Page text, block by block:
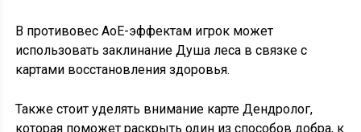
В противовес AoE-эффектам игрок может
использовать заклинание Душа леса в связке с
картами восстановления здоровья.
Также стоит уделять внимание карте Дендролог,
которая поможет раскрыть один из способов добра, к